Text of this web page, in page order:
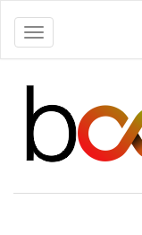
Alternar navegación